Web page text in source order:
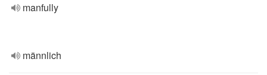
manfully
männlich